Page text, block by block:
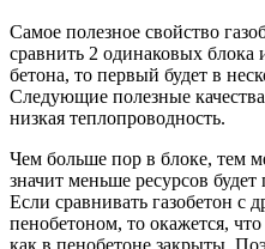
Самое полезное свойство
сравнить 2 одинаковых блока
бетона, то первый будет в
Следующие полезные
низкая теплопроводность.
Чем больше пор в блоке, тем
значит меньше ресурсов
Если сравнивать газобетон
пенобетоном, то окажется,
как в пенобетоне закрыты.